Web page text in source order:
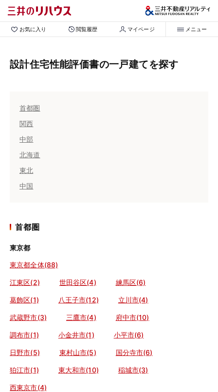
お気に入り 閲覧履歴 マイページ メニュー
設計住宅性能評価書の一戸建てを探す
首都圏
関西
中部
北海道
東北
中国
首都圏
東京都
東京都全体(88)
江東区(2) 世田谷区(4) 練馬区(6)
葛飾区(1) 八王子市(12) 立川市(4)
武蔵野市(3) 三鷹市(4) 府中市(10)
調布市(1) 小金井市(1) 小平市(6)
日野市(5) 東村山市(5) 国分寺市(6)
狛江市(1) 東大和市(10) 稲城市(3)
西東京市(4)